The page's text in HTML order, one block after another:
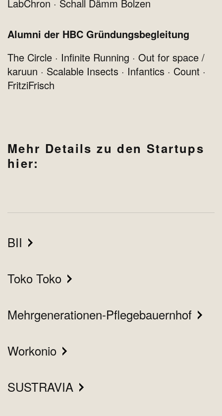
LabChron · Schall Dämm Bolzen
Alumni der HBC Gründungsbegleitung
The Circle · Infinite Running · Out for space /
karuun · Scalable Insects · Infantics · Count ·
FritziFrisch
Mehr Details zu den Startups
hier:
BII
Toko Toko
Mehrgenerationen-Pflegebauernhof
Workonio
SUSTRAVIA